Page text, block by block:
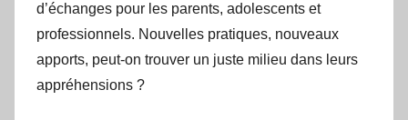
d’échanges pour les parents, adolescents et
professionnels. Nouvelles pratiques, nouveaux
apports, peut-on trouver un juste milieu dans leurs
appréhensions ?